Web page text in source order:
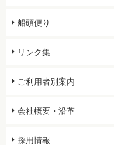
船頭便り
リンク集
ご利用者別案内
会社概要・沿革
採用情報